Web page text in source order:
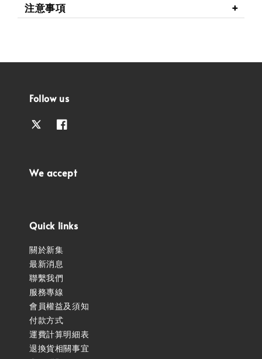
注意事項
Follow us
We accept
Quick links
關於新集
最新消息
聯繫我們
服務專線
會員權益及須知
付款方式
運費計算明細表
退換貨相關事宜